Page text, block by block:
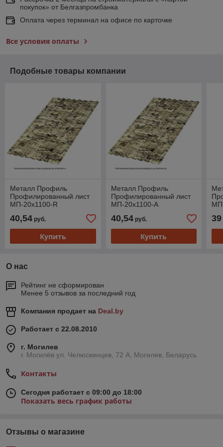
покупок» от Белгазпромбанка
Оплата через терминал на офисе по карточке
Все условия оплаты
Подобные товары компании
Металл Профиль
Профилированный лист
МП-20x1100-R
Песчаник-0,5)
40,54 руб.
Купить
Металл Профиль
Профилированный лист
МП-20x1100-A
Песчаник-0,5)
40,54руб.
Купить
39
О нас
Рейтинг не сформирован
Менее 5 отзывов за последний год
Компания продает на Deal.by
Работает с 22.08.2010
г. Могилев
г. Могилёв ул. Челюскинцев, 72 А, Могилев, Беларусь
Контакты
Сегодня работает с 09:00 до 18:00
Показать весь график работы
Отзывы о магазине